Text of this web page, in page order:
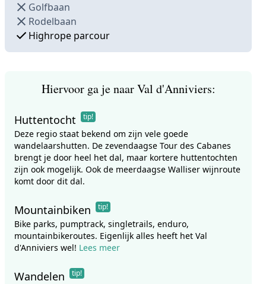
Golfbaan
Rodelbaan
Highrope parcour
Hiervoor ga je naar Val d'Anniviers:
Huttentocht tip!
Deze regio staat bekend om zijn vele goede
wandelaarshutten. De zevendaagse Tour des Cabanes
brengt je door heel het dal, maar kortere huttentochten
zijn ook mogelijk. Ook de meerdaagse Walliser wijnroute
komt door dit dal.
Mountainbiken tip!
Bike parks, pumptrack, singletrails, enduro,
mountainbikeroutes. Eigenlijk alles heeft het Val
d'Anniviers wel! Lees meer
Wandelen tip!